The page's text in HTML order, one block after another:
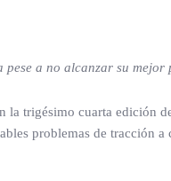
pese a no alcanzar su mejor
la trigésimo cuarta edición
problemas de tracción a